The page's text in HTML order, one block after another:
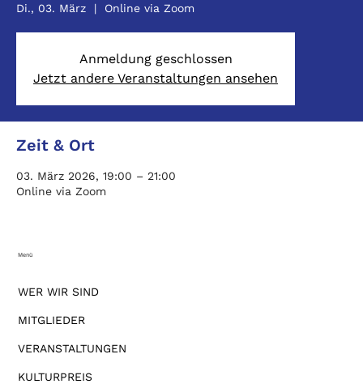
Di., 03. März
  |
Online via Zoom
Anmeldung geschlossen
Jetzt andere Veranstaltungen ansehen
Zeit & Ort
03. März 2026, 19:00 – 21:00
Online via Zoom
WER WIR SIND
MITGLIEDER
VERANSTALTUNGEN
KULTURPREIS
Menü